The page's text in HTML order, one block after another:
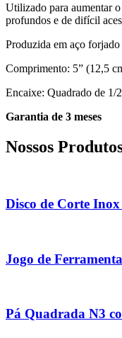
Utilizado para aumentar
profundos e de difícil
Produzida em aço
Comprimento: 5” (12,5
Encaixe: Quadrado de 1/
Garantia de 3 meses
Nossos
Disco de Corte
Jogo de
Pá Quadrada N3